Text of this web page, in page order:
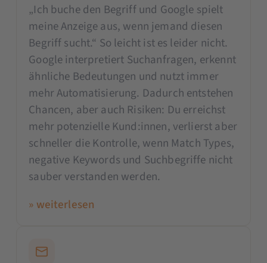
„Ich buche den Begriff und Google spielt
meine Anzeige aus, wenn jemand diesen
Begriff sucht.“ So leicht ist es leider nicht.
Google interpretiert Suchanfragen, erkennt
ähnliche Bedeutungen und nutzt immer
mehr Automatisierung. Dadurch entstehen
Chancen, aber auch Risiken: Du erreichst
mehr potenzielle Kund:innen, verlierst aber
schneller die Kontrolle, wenn Match Types,
negative Keywords und Suchbegriffe nicht
sauber verstanden werden.
» weiterlesen